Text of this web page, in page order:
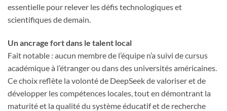
essentielle pour relever les défis technologiques et
scientifiques de demain.
Un ancrage fort dans le talent local
Fait notable : aucun membre de l’équipe n’a suivi de cursus
académique à l’étranger ou dans des universités américaines.
Ce choix reflète la volonté de DeepSeek de valoriser et de
développer les compétences locales, tout en démontrant la
maturité et la qualité du système éducatif et de recherche